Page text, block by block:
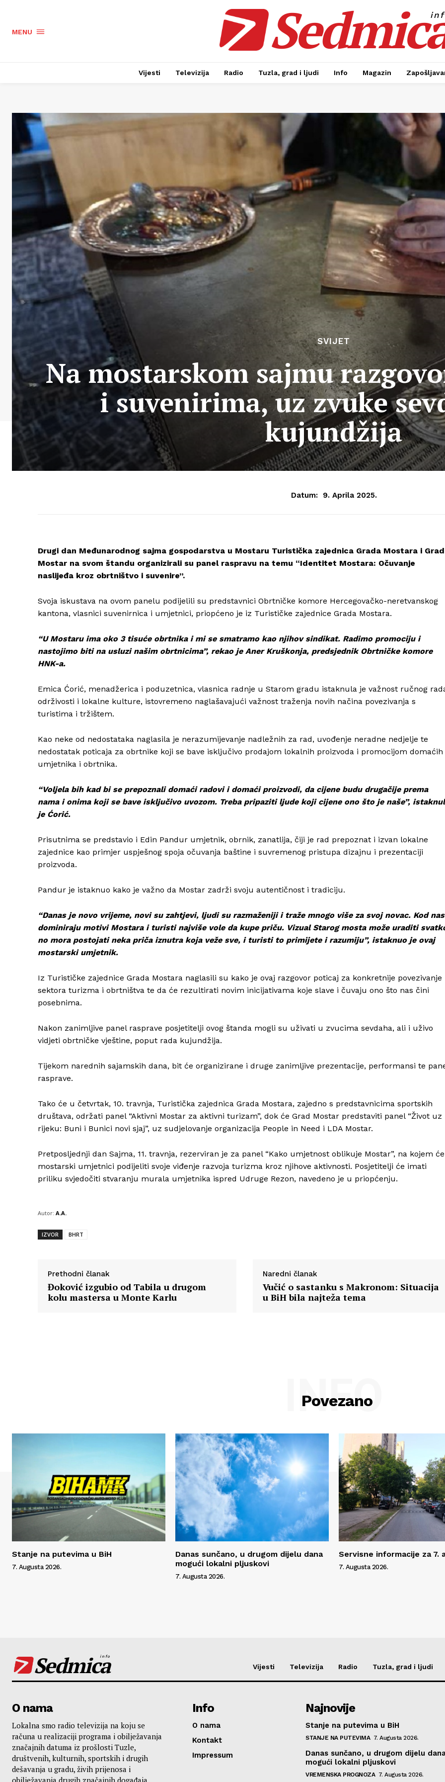
Info
O nama
Impressum
MENU
Vijesti Televizija Radio Tuzla, grad i ljudi Info Magazin
SVIJET
Na mostarskom sajmu
i suvenirima, uz zvuke
kujundžija
Datum: 9. Aprila 2025.
Drugi dan Međunarodnog sajma gospodarstva u Mostaru Turistička zajednica Grada Mostara i Grad
Mostar na svom štandu organizirali su panel raspravu na temu “Identitet Mostara: Očuvanje
naslijeđa kroz obrtništvo i suvenire”.
Svoja iskustava na ovom panelu podijelili su predstavnici Obrtničke komore Hercegovačko-neretvanskog
kantona, vlasnici suvenirnica i umjetnici, priopćeno je iz Turističke zajednice Grada Mostara.
“U Mostaru ima oko 3 tisuće obrtnika i mi se smatramo kao njihov sindikat. Radimo promociju i
nastojimo biti na usluzi našim obrtnicima”, rekao je Aner Kruškonja, predsjednik Obrtničke komore
HNK-a.
Emica Ćorić, menadžerica i poduzetnica, vlasnica radnje u Starom gradu istaknula je važnost ručnog
održivosti i lokalne kulture, istovremeno naglašavajući važnost traženja novih načina povezivanja s
turistima i tržištem.
Kao neke od nedostataka naglasila je nerazumijevanje nadležnih za rad, uvođenje neradne nedjelje te
nedostatak poticaja za obrtnike koji se bave isključivo prodajom lokalnih proizvoda i promocijom domaćih
umjetnika i obrtnika.
“Voljela bih kad bi se prepoznali domaći radovi i domaći proizvodi, da cijene budu drugačije prema
nama i onima koji se bave isključivo uvozom. Treba pripaziti ljude koji cijene ono što je naše”,
je Ćorić.
Prisutnima se predstavio i Edin Pandur umjetnik, obrnik, zanatlija, čiji je rad prepoznat i izvan lokalne
zajednice kao primjer uspješnog spoja očuvanja baštine i suvremenog pristupa dizajnu i prezentaciji
proizvoda.
Pandur je istaknuo kako je važno da Mostar zadrži svoju autentičnost i tradiciju.
“Danas je novo vrijeme, novi su zahtjevi, ljudi su razmaženiji i traže mnogo više za svoj novac. Kod nas
dominiraju motivi Mostara i turisti najviše vole da kupe priču. Vizual Starog mosta može uraditi
no mora postojati neka priča iznutra koja veže sve, i turisti to primijete i razumiju”, istaknuo je ovaj
mostarski umjetnik.
Iz Turističke zajednice Grada Mostara naglasili su kako je ovaj razgovor poticaj za konkretnije povezivanje
sektora turizma i obrtništva te da će rezultirati novim inicijativama koje slave i čuvaju ono što nas čini
posebnima.
Nakon zanimljive panel rasprave posjetitelji ovog štanda mogli su uživati u zvucima sevdaha, ali i uživo
vidjeti obrtničke vještine, poput rada kujundžija.
Tijekom narednih sajamskih dana, bit će organizirane i druge zanimljive prezentacije, performansi te
rasprave.
Tako će u četvrtak, 10. travnja, Turistička zajednica Grada Mostara, zajedno s predstavnicima sportskih
društava, održati panel “Aktivni Mostar za aktivni turizam”, dok će Grad Mostar predstaviti panel “Život uz
rijeku: Buni i Bunici novi sjaj”, uz sudjelovanje organizacija People in Need i LDA Mostar.
Pretposljednji dan Sajma, 11. travnja, rezerviran je za panel “Kako umjetnost oblikuje Mostar”, na kojem će
mostarski umjetnici podijeliti svoje viđenje razvoja turizma kroz njihove aktivnosti. Posjetitelji će imati
priliku svjedočiti stvaranju murala umjetnika ispred Udruge Rezon, navedeno je u priopćenju.
Autor: A.A.
IZVOR BHRT
Prethodni članak
Đoković izgubio od Tabila u drugom
kolu mastersa u Monte Karlu
Naredni članak
Vučić o sastanku s Makronom: Situacija
u BiH bila najteža tema
Povezano
INFO
Stanje na putevima u BiH
7. Augusta 2026.
Danas sunčano, u drugom dijelu dana
mogući lokalni pljuskovi
7. Augusta 2026.
Servisne informacije za 7.
7. Augusta 2026.
Sedmica
info
Vijesti Televizija Radio Tuzla, grad i ljudi
O nama
Lokalna smo radio televizija na koju se
računa u realizaciji programa i obilježavanja
značajnih datuma iz prošlosti Tuzle,
društvenih, kulturnih, sportskih i drugih
dešavanja u gradu, živih prijenosa i
obilježavanja drugih značajnih događaja.
Info
O nama
Kontakt
Impressum
Najnovije
Stanje na putevima u BiH
STANJE NA PUTEVIMA 7. Augusta 2026.
Danas sunčano, u drugom dijelu
mogući lokalni pljuskovi
VREMENSKA PROGNOZA 7. Augusta 2026.